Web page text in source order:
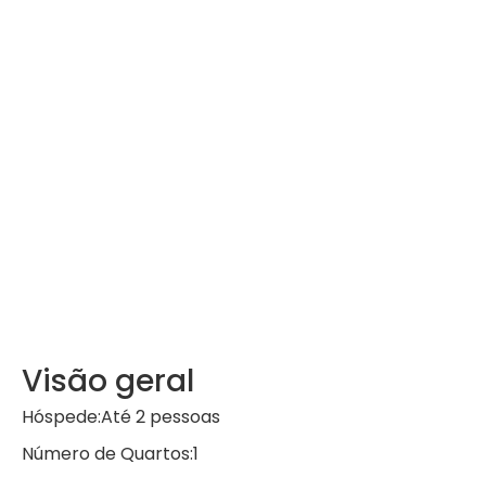
Visão geral
Hóspede:Até 2 pessoas
Número de Quartos:1